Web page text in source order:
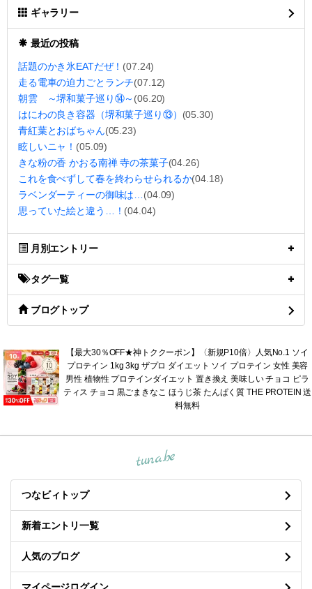
ギャラリー
最近の投稿
話題のかき氷EATだぜ！ (07.24)
走る電車の迫力ごとランチ(07.12)
朝雲 ～堺和菓子巡り⑭～ (06.20)
はにわの良き容器（堺和菓子巡り⑬） (05.30)
青紅葉とおばちゃん(05.23)
眩しいニャ！ (05.09)
きな粉の香 かおる南禅 寺の茶菓子(04.26)
これを食べずして春を終わらせられるか(04.18)
ラベンダーティーの御味は… (04.09)
思っていた絵と違う…！ (04.04)
月別エントリー
タグ一覧
ブログトップ
【最大30％OFF★神トククーポン】〈新規P10倍〉人気No.1 ソイ
プロテイン 1kg 3kg ザプロ ダイエット ソイ プロテイン 女性 美容
男性 植物性 プロテインダイエット 置き換え 美味しい チョコ ピラ
ティス チョコ 黒ごまきなこ ほうじ茶 たんぱく質 THE PROTEIN 送
料無料
tuna.be
つなビィトップ
新着エントリ一覧
人気のブログ
マイページログイン